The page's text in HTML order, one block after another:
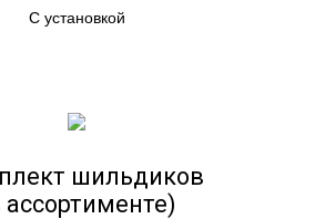
С установкой
шильдиков
ассортименте)